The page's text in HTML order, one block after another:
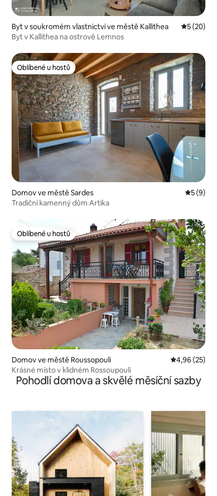
Byt v soukromém vlastnictví ve městě Kallithea Průměrné
5 (20)
Byt v Kallithea na ostrově Lemnos
Oblíbené u hostů
Oblíbené u hostů
Domov ve městě Sardes
5 (9)
Tradiční kamenný dům Artika
Oblíbené u hostů
Oblíbené u hostů
Domov ve městě Roussopouli Průměrné
4,96 (25)
Krásné místo v klidném Rossoupouli
Pohodlí domova a skvělé měsíční sazby